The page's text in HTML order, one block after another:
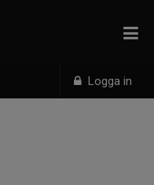
Logga in